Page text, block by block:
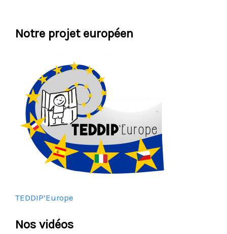
Notre projet européen
TEDDIP’Europe
Nos vidéos